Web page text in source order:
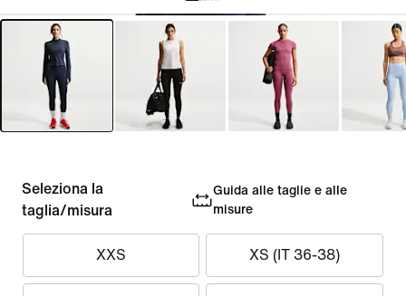
Seleziona la
taglia/misura
Guida alle taglie e alle
misure
XXS XS (IT 36-38)